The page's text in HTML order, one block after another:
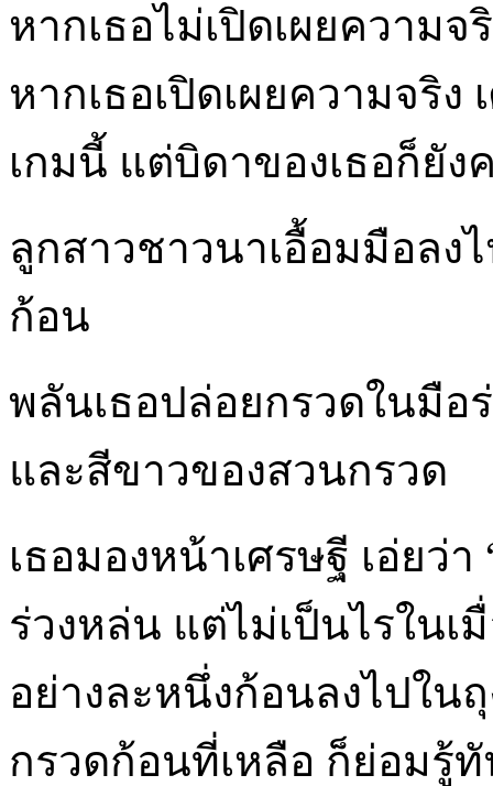
หากเธอไม่เปิดเผยความ
หากเธอเปิดเผยความจริง
เกมนี้ แต่บิดาของเธอก็ยั
ลูกสาวชาวนาเอื้อมมือลง
ก้อน
พลันเธอปล่อยกรวดในมือ
และสีขาวของสวนกรวด
เธอมองหน้าเศรษฐี เอ่ยว่
ร่วงหล่น แต่ไม่เป็นไรใน
อย่างละหนึ่งก้อนลงไปใน
กรวดก้อนที่เหลือ ก็ย่อมรู้